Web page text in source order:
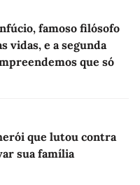
famoso filósofo
vidas, e a segunda
que só
que lutou contra
sua família